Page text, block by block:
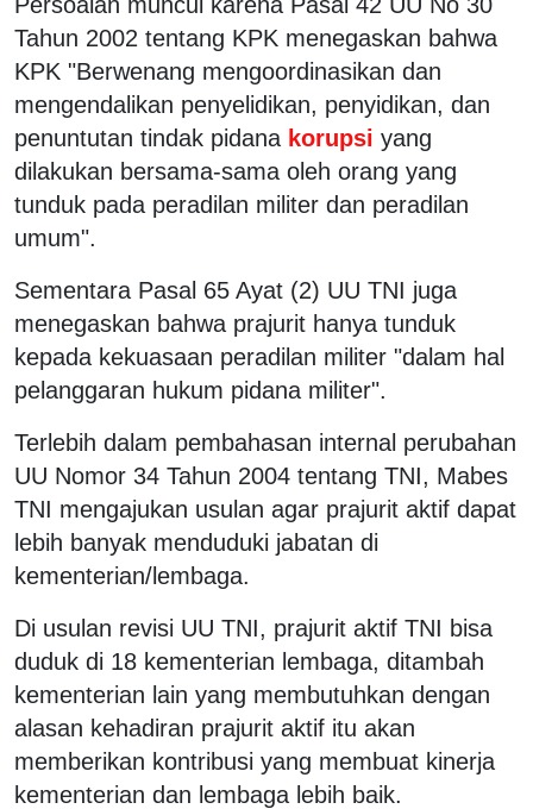
Tahun 2002 tentang KPK menegaskan bahwa
KPK "Berwenang mengoordinasikan dan
mengendalikan penyelidikan, penyidikan, dan
penuntutan tindak pidana korupsi yang
dilakukan bersama-sama oleh orang yang
tunduk pada peradilan militer dan peradilan
umum".
Sementara Pasal 65 Ayat (2) UU TNI juga
menegaskan bahwa prajurit hanya tunduk
kepada kekuasaan peradilan militer "dalam hal
pelanggaran hukum pidana militer".
Terlebih dalam pembahasan internal perubahan
UU Nomor 34 Tahun 2004 tentang TNI, Mabes
TNI mengajukan usulan agar prajurit aktif dapat
lebih banyak menduduki jabatan di
kementerian/lembaga.
Di usulan revisi UU TNI, prajurit aktif TNI bisa
duduk di 18 kementerian lembaga, ditambah
kementerian lain yang membutuhkan dengan
alasan kehadiran prajurit aktif itu akan
memberikan kontribusi yang membuat kinerja
kementerian dan lembaga lebih baik.